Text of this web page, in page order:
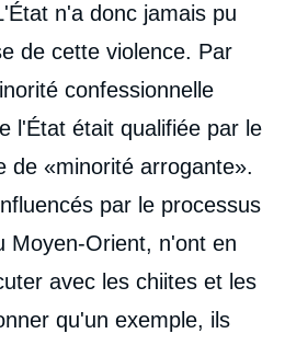
n'a donc jamais pu
de cette violence. Par
confessionnelle
l'État était qualifiée par le
de «minorité arrogante».
par le processus
Moyen-Orient, n'ont en
avec les chiites et les
qu'un exemple, ils